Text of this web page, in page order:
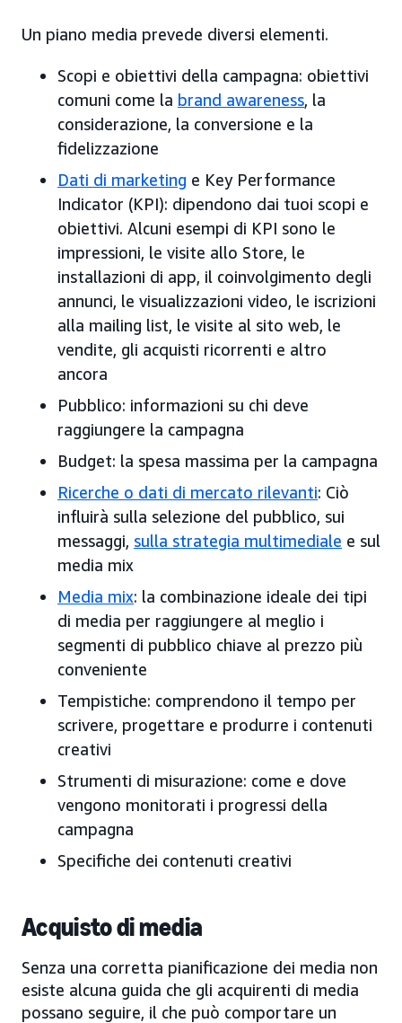
Un piano media prevede diversi elementi.
Scopi e obiettivi della campagna: obiettivi
comuni come la brand awareness, la
considerazione, la conversione e la
fidelizzazione
Dati di marketing e Key Performance
Indicator (KPI): dipendono dai tuoi scopi e
obiettivi. Alcuni esempi di KPI sono le
impressioni, le visite allo Store, le
installazioni di app, il coinvolgimento degli
annunci, le visualizzazioni video, le iscrizioni
alla mailing list, le visite al sito web, le
vendite, gli acquisti ricorrenti e altro
ancora
Pubblico: informazioni su chi deve
raggiungere la campagna
Budget: la spesa massima per la campagna
Ricerche o dati di mercato rilevanti: Ciò
influirà sulla selezione del pubblico, sui
messaggi, sulla strategia multimediale e sul
media mix
Media mix: la combinazione ideale dei tipi
di media per raggiungere al meglio i
segmenti di pubblico chiave al prezzo più
conveniente
Tempistiche: comprendono il tempo per
scrivere, progettare e produrre i contenuti
creativi
Strumenti di misurazione: come e dove
vengono monitorati i progressi della
campagna
Specifiche dei contenuti creativi
Acquisto di media
Senza una corretta pianificazione dei media non
esiste alcuna guida che gli acquirenti di media
possano seguire, il che può comportare un